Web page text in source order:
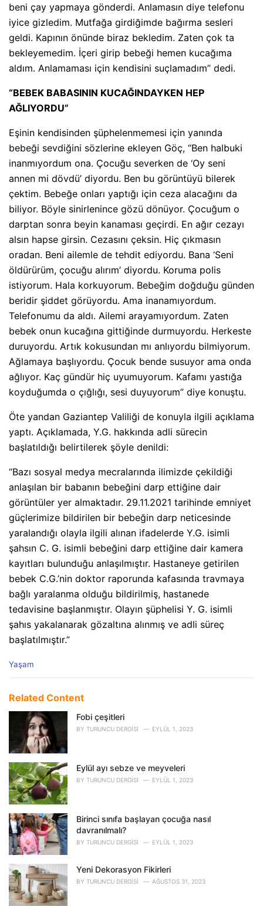
beni çay yapmaya gönderdi. Anlamasın diye telefonu
iyice gizledim. Mutfağa girdiğimde bağırma sesleri
geldi. Kapının önünde biraz bekledim. Zaten çok ta
bekleyemedim. İçeri girip bebeği hemen kucağıma
aldım. Anlamaması için kendisini suçlamadım” dedi.
“BEBEK BABASININ KUCAĞINDAYKEN HEP
AĞLIYORDU”
Eşinin kendisinden şüphelenmemesi için yanında
bebeği sevdiğini sözlerine ekleyen Göç, “Ben halbuki
inanmıyordum ona. Çocuğu severken de ‘Oy seni
annen mi dövdü’ diyordu. Ben bu görüntüyü bilerek
çektim. Bebeğe onları yaptığı için ceza alacağını da
biliyor. Böyle sinirlenince gözü dönüyor. Çocuğum o
darptan sonra beyin kanaması geçirdi. En ağır cezayı
alsın hapse girsin. Cezasını çeksin. Hiç çıkmasın
oradan. Beni ailemle de tehdit ediyordu. Bana ‘Seni
öldürürüm, çocuğu alırım’ diyordu. Koruma polis
istiyorum. Hala korkuyorum. Bebeğim doğduğu günden
beridir şiddet görüyordu. Ama inanamıyordum.
Telefonumu da aldı. Ailemi arayamıyordum. Zaten
bebek onun kucağına gittiğinde durmuyordu. Herkeste
duruyordu. Artık kokusundan mı anlıyordu bilmiyorum.
Ağlamaya başlıyordu. Çocuk bende susuyor ama onda
ağlıyor. Kaç gündür hiç uyumuyorum. Kafamı yastığa
koyduğumda o çığlığı, sesi duyuyorum” diye konuştu.
Öte yandan Gaziantep Valiliği de konuyla ilgili açıklama
yaptı. Açıklamada, Y.G. hakkında adli sürecin
başlatıldığı belirtilerek şöyle denildi:
“Bazı sosyal medya mecralarında ilimizde çekildiği
anlaşılan bir babanın bebeğini darp ettiğine dair
görüntüler yer almaktadır. 29.11.2021 tarihinde emniyet
güçlerimize bildirilen bir bebeğin darp neticesinde
yaralandığı olayla ilgili alınan ifadelerde Y.G. isimli
şahsın C. G. isimli bebeğini darp ettiğine dair kamera
kayıtları bulunduğu anlaşılmıştır. Hastaneye getirilen
bebek C.G.’nin doktor raporunda kafasında travmaya
bağlı yaralanma olduğu bildirilmiş, hastanede
tedavisine başlanmıştır. Olayın şüphelisi Y. G. isimli
şahıs yakalanarak gözaltına alınmış ve adli süreç
başlatılmıştır.”
C
e
e
:
Yaşam
Related Content
Fobi çeşitleri
BY TURUNCU DERGISI EYLÜL 1, 2023
Eylül ayı sebze ve meyveleri
BY TURUNCU DERGISI EYLÜL 1, 2023
Birinci sınıfa başlayan çocuğa nasıl
davranılmalı?
BY TURUNCU DERGISI EYLÜL 1, 2023
Yeni Dekorasyon Fikirleri
BY TURUNCU DERGISI AĞUSTOS 31, 2023